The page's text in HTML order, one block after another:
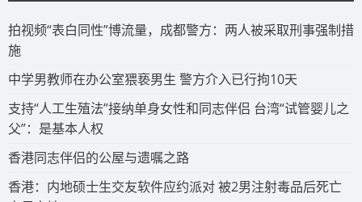
拍视频“表白同性”博流量，成都警方：两人被采取刑事强制措
施
​中学男教师在办公室猥亵男生 警方介入已行拘10天
​支持“人工生殖法”接纳单身女性和同志伴侣 台湾“试管婴儿之
父”：是基本人权
​香港同志伴侣的公屋与遗嘱之路
​香港：内地硕士生交友软件应约派对 被2男注射毒品后死亡